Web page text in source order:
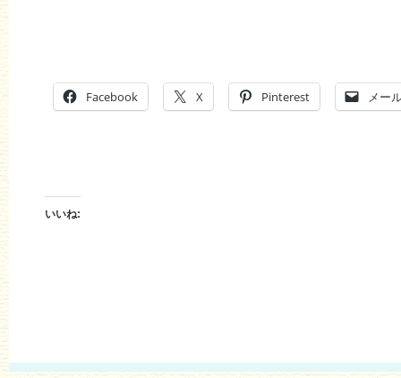
Facebook X Pinterest メー
いいね: